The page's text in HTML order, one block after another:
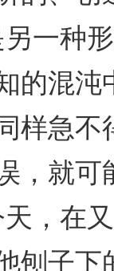
一种
的混沌
样急不
，就可
，在
刨子